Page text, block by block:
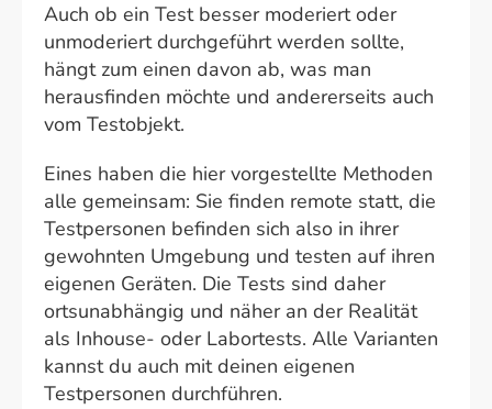
Auch ob ein Test besser moderiert oder
unmoderiert durchgeführt werden sollte,
hängt zum einen davon ab, was man
herausfinden möchte und andererseits auch
vom Testobjekt.
Eines haben die hier vorgestellte Methoden
alle gemeinsam: Sie finden remote statt, die
Testpersonen befinden sich also in ihrer
gewohnten Umgebung und testen auf ihren
eigenen Geräten. Die Tests sind daher
ortsunabhängig und näher an der Realität
als Inhouse- oder Labortests. Alle Varianten
kannst du auch mit deinen eigenen
Testpersonen durchführen.